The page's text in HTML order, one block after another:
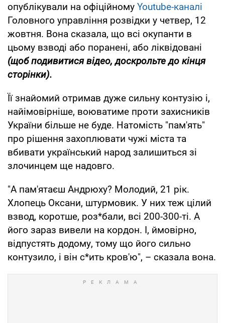
опублікували на офіційному Youtube-каналі
Головного управління розвідки у четвер, 12
жовтня. Вона сказала, що всі окупанти в
цьому взводі або поранені, або ліквідовані
(щоб подивитися відео, доскрольте до кінця
сторінки).
Її знайомий отримав дуже сильну контузію і,
найімовірніше, воюватиме проти захисників
України більше не буде. Натомість "пам'ять"
про рішення захоплювати чужі міста та
вбивати український народ залишиться зі
злочинцем ще надовго.
"А пам'ятаєш Андрюху? Молодий, 21 рік.
Хлопець Оксани, штурмовик. У них теж цілий
взвод, коротше, роз*бали, всі 200-300-ті. А
його зараз вивели на кордон. І, ймовірно,
відпустять додому, тому що його сильно
контузило, і він с*ить кров'ю", – сказала вона.